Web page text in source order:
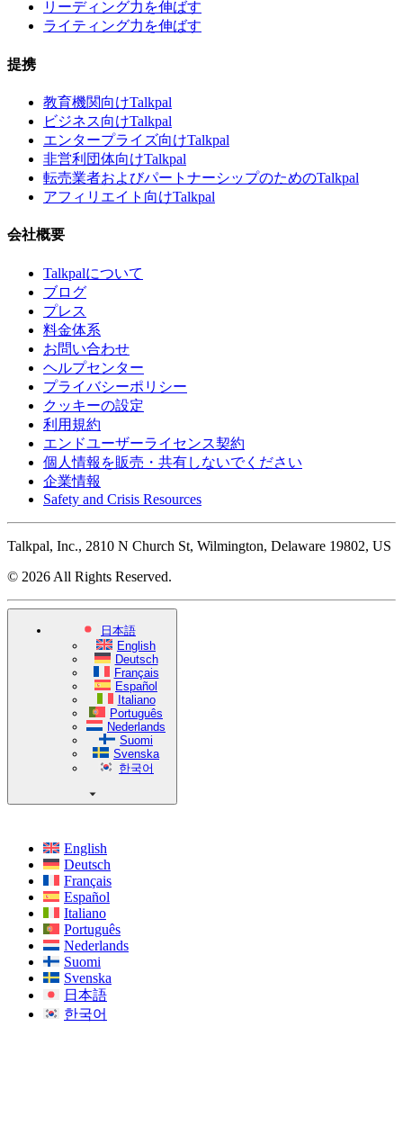
リーディング力を伸ばす
ライティング力を伸ばす
提携
教育機関向けTalkpal
ビジネス向けTalkpal
エンタープライズ向けTalkpal
非営利団体向けTalkpal
転売業者およびパートナーシップのためのTalkpal
アフィリエイト向けTalkpal
会社概要
Talkpalについて
ブログ
プレス
料金体系
お問い合わせ
ヘルプセンター
プライバシーポリシー
クッキーの設定
利用規約
エンドユーザーライセンス契約
個人情報を販売・共有しないでください
企業情報
Safety and Crisis Resources
Talkpal, Inc., 2810 N Church St, Wilmington, Delaware 19802, US
© 2026 All Rights Reserved.
日本語
English
Deutsch
Français
Español
Italiano
Português
Nederlands
Suomi
Svenska
한국어
English
Deutsch
Français
Español
Italiano
Português
Nederlands
Suomi
Svenska
日本語
한국어